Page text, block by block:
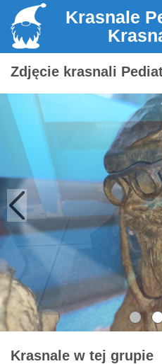
Krasnale
Zdjęcie krasnali
Krasnale w tej grupie